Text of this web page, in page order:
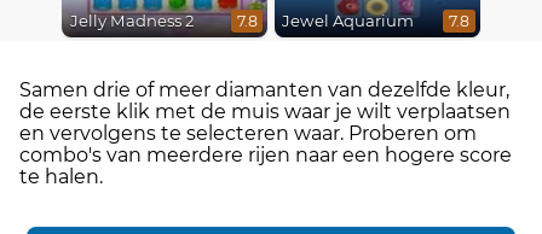
Jelly Madness 2 7.8 Jewel Aquarium 7.8
Samen drie of meer diamanten van dezelfde kleur,
de eerste klik met de muis waar je wilt verplaatsen
en vervolgens te selecteren waar. Proberen om
combo's van meerdere rijen naar een hogere score
te halen.